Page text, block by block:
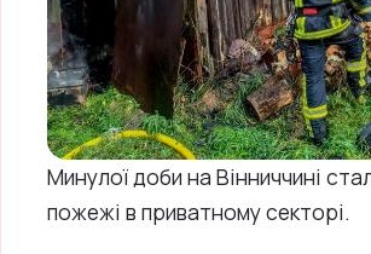
Минулої доби на Вінниччині
пожежі в приватному секторі.